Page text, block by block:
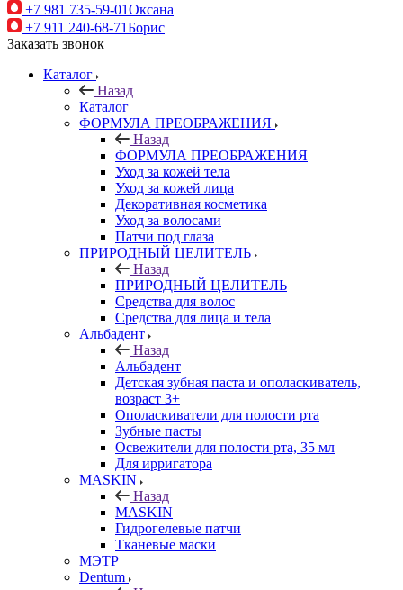
+7 981 735-59-01Оксана
+7 911 240-68-71Борис
Заказать звонок
Каталог
Назад
Каталог
ФОРМУЛА ПРЕОБРАЖЕНИЯ
Назад
ФОРМУЛА ПРЕОБРАЖЕНИЯ
Уход за кожей тела
Уход за кожей лица
Декоративная косметика
Уход за волосами
Патчи под глаза
ПРИРОДНЫЙ ЦЕЛИТЕЛЬ
Назад
ПРИРОДНЫЙ ЦЕЛИТЕЛЬ
Средства для волос
Средства для лица и тела
Альбадент
Назад
Альбадент
Детская зубная паста и ополаскиватель,
возраст 3+
Ополаскиватели для полости рта
Зубные пасты
Освежители для полости рта, 35 мл
Для ирригатора
MASKIN
Назад
MASKIN
Гидрогелевые патчи
Тканевые маски
МЭТР
Dentum